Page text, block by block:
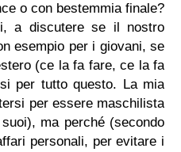
o con bestemmia finale?
a discutere se il nostro
esempio per i giovani, se
(ce la fa fare, ce la fa
per tutto questo. La mia
per essere maschilista
ma perché (secondo
personali, per evitare i